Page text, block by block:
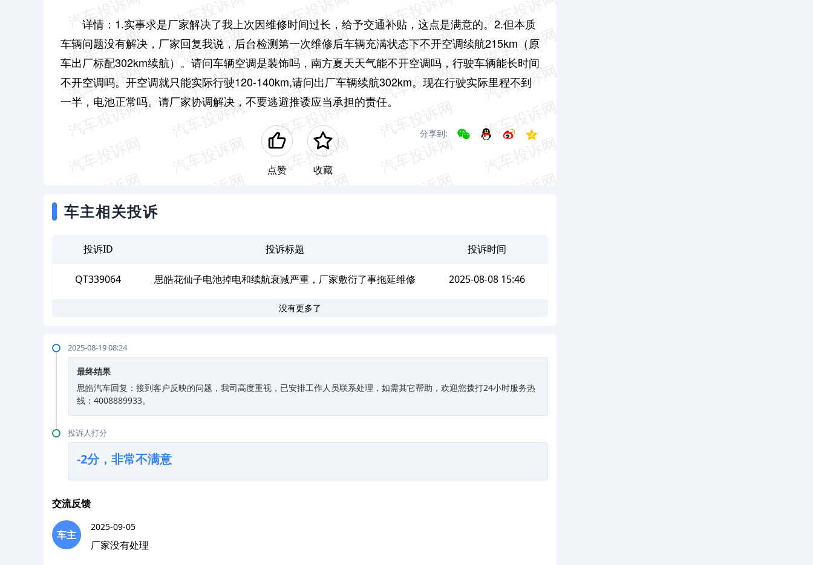
详情：1.实事求是厂家解决了我上次因维修时间过长，给予交通补贴，这点是满意的。 2.但本质
车辆问题没有解决，厂家回复我说，后台检测第一次维修后车辆充满状态下不开空调续航215km（原
车出厂标配302km续航）。请问车辆空调是装饰吗，南方夏天天气能不开空调吗，行驶车辆能长时间
不开空调吗。开空调就只能实际行驶120-140km,请问出厂车辆续航302km。现在行驶实际里程不到
一半，电池正常吗。请厂家协调解决，不要逃避推诿应当承担的责任。
点赞 收藏
分享到:
车主相关投诉
投诉ID 投诉标题 投诉时间
QT339064 思皓花仙子电池掉电和续航衰减严重，厂家敷衍了事拖延维修 2025-08-08 15:46
没有更多了
2025-08-19 08:24
最终结果
思皓汽车回复：接到客户反映的问题，我司高度重视，已安排工作人员联系处理，如需其它帮助，欢迎您拨打24小时服务热
线：4008889933。
投诉人打分
-2分，非常不满意
交流反馈
车主
2025-09-05
厂家没有处理